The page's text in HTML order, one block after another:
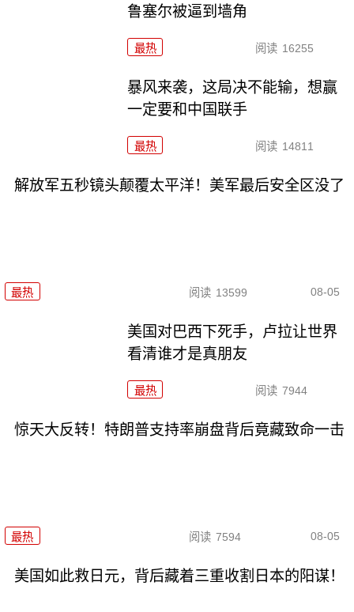
鲁塞尔被逼到墙角
最热 阅读 16255
暴风来袭，这局决不能输，想赢
一定要和中国联手
最热 阅读 14811
解放军五秒镜头颠覆太平洋！美军最后安全区没了
最热 阅读 13599 08-05
美国对巴西下死手，卢拉让世界
看清谁才是真朋友
最热 阅读 7944
惊天大反转！特朗普支持率崩盘背后竟藏致命一击
最热 阅读 7594 08-05
美国如此救日元，背后藏着三重收割日本的阳谋！